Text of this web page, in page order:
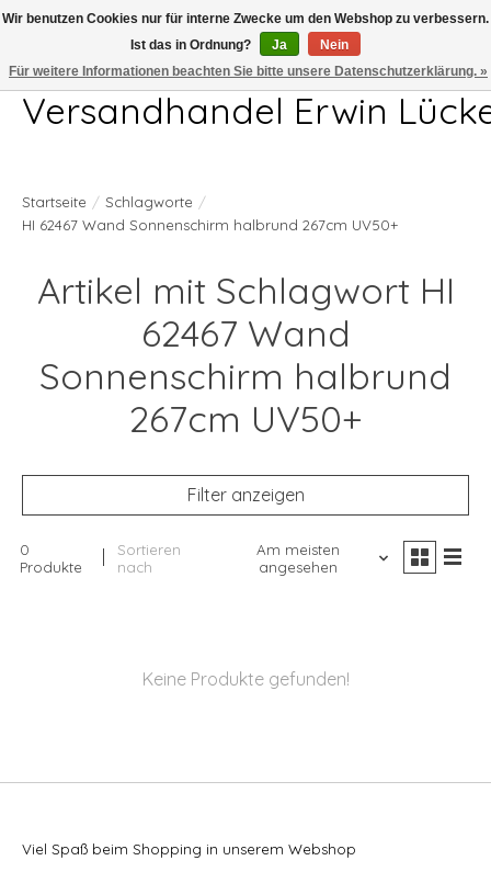
Telefon 04407 715872 MO-DO 7.00-17.00Uhr FR 7.00-13.00Uhr
Versandhandel Erwin
Startseite / Schlagworte /
HI 62467 Wand Sonnenschirm halbrund 267cm UV50+
Artikel mit Schlagwort HI
62467 Wand
Sonnenschirm halbrund
267cm UV50+
Filter anzeigen
0
Produkte
Sortieren
nach
Am meisten
angesehen
Keine Produkte gefunden!
Viel Spaß beim Shopping in unserem Webshop
Wir benutzen Cookies nur für interne Zwecke um den Webshop zu verbessern.
Ist das in Ordnung?
Ja
Nein
Für weitere Informationen beachten Sie bitte unsere Datenschutzerklärung. »